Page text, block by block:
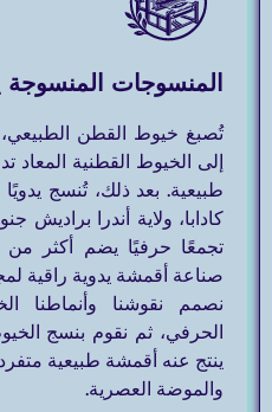
المنسوجات المنسوجة
تُصبغ خيوط القطن الطبيعي،
إلى الخيوط القطنية المعاد
طبيعية. بعد ذلك، تُنسج
كادابا، ولاية أندرا براديش
صناعة أقمشة يدوية راقية
نصمم نقوشنا وأنماطنا
الحرفي، ثم نقوم بنسج
ينتج عنه أقمشة طبيعية
والموضة العصرية.